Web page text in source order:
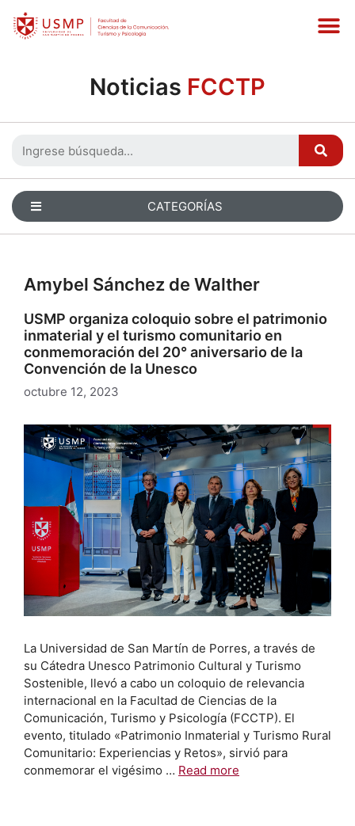
Noticias FCCTP
CATEGORÍAS
Amybel Sánchez de Walther
USMP organiza coloquio sobre el patrimonio
inmaterial y el turismo comunitario en
conmemoración del 20° aniversario de la
Convención de la Unesco
octubre 12, 2023
La Universidad de San Martín de Porres, a través de
su Cátedra Unesco Patrimonio Cultural y Turismo
Sostenible, llevó a cabo un coloquio de relevancia
internacional en la Facultad de Ciencias de la
Comunicación, Turismo y Psicología (FCCTP). El
evento, titulado «Patrimonio Inmaterial y Turismo Rural
Comunitario: Experiencias y Retos», sirvió para
conmemorar el vigésimo … Read more